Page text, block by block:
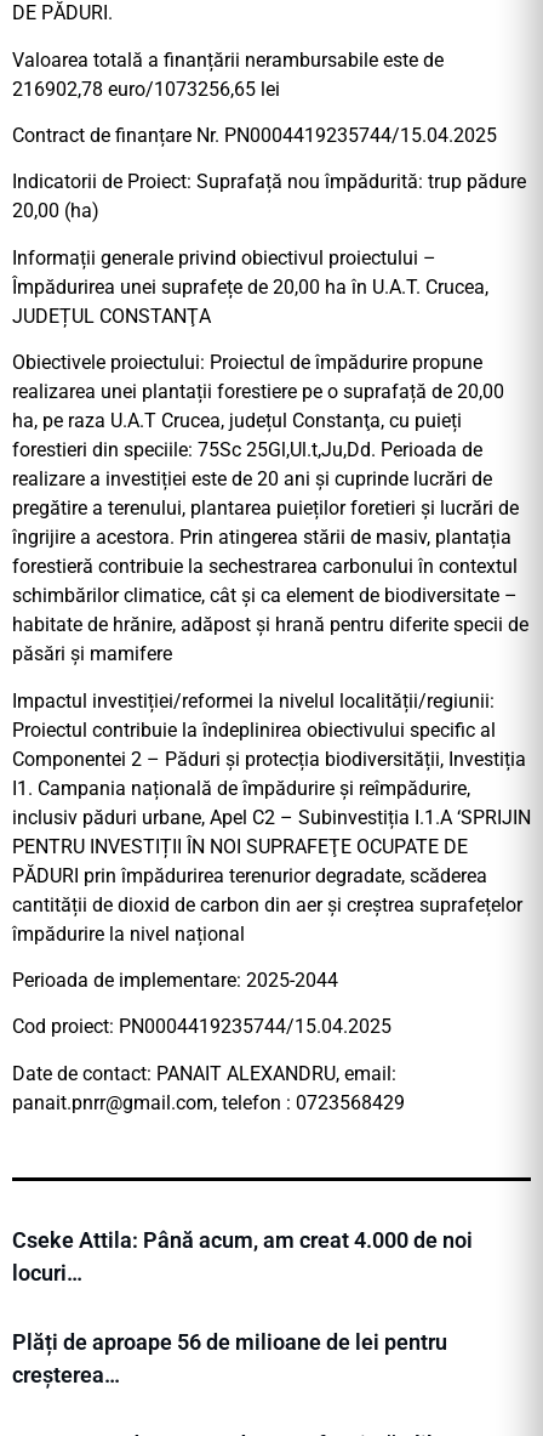
DE PĂDURI.
Valoarea totală a finanțării nerambursabile este de
216902,78 euro/1073256,65 lei
Contract de finanțare Nr. PN0004419235744/15.04.2025
Indicatorii de Proiect: Suprafață nou împădurită: trup pădure
20,00 (ha)
Informații generale privind obiectivul proiectului –
Împădurirea unei suprafețe de 20,00 ha în U.A.T. Crucea,
JUDEȚUL CONSTANŢA
Obiectivele proiectului: Proiectul de împădurire propune
realizarea unei plantații forestiere pe o suprafață de 20,00
ha, pe raza U.A.T Crucea, județul Constanţa, cu puieți
forestieri din speciile: 75Sc 25Gl,Ul.t,Ju,Dd. Perioada de
realizare a investiției este de 20 ani și cuprinde lucrări de
pregătire a terenului, plantarea puieților foretieri și lucrări de
îngrijire a acestora. Prin atingerea stării de masiv, plantația
forestieră contribuie la sechestrarea carbonului în contextul
schimbărilor climatice, cât și ca element de biodiversitate –
habitate de hrănire, adăpost și hrană pentru diferite specii de
păsări și mamifere
Impactul investiției/reformei la nivelul localității/regiunii:
Proiectul contribuie la îndeplinirea obiectivului specific al
Componentei 2 – Păduri și protecția biodiversității, Investiția
I1. Campania națională de împădurire și reîmpădurire,
inclusiv păduri urbane, Apel C2 – Subinvestiția I.1.A ‘SPRIJIN
PENTRU INVESTIȚII ÎN NOI SUPRAFEŢE OCUPATE DE
PĂDURI prin împădurirea terenurior degradate, scăderea
cantității de dioxid de carbon din aer și creștrea suprafețelor
împădurire la nivel național
Perioada de implementare: 2025-2044
Cod proiect: PN0004419235744/15.04.2025
Date de contact: PANAIT ALEXANDRU, email:
panait.pnrr@gmail.com, telefon : 0723568429
Cseke Attila: Până acum, am creat 4.000 de noi
locuri…
Plăți de aproape 56 de milioane de lei pentru
creșterea…